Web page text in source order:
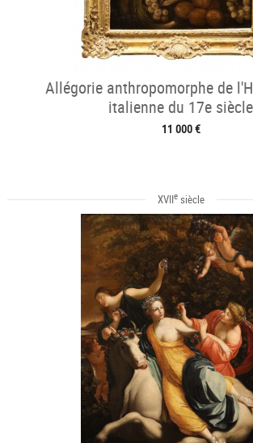
Allégorie anthropomorphe de
italienne du 17e siècle
11 000 €
XVIIesiècle